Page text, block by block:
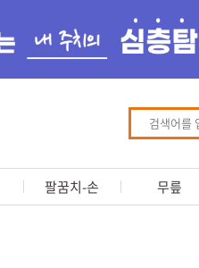
팔꿈치-손 무릎